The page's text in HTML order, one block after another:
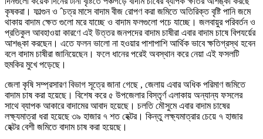
কৃষকরা। ফাল্গুন ও ˆচত্র মাসে বাদাম বীজ রোপণ করা জমিতে অতিরিক্ত বৃষ্টি পানি জমে
থাকায় বাদাম ক্ষেত গুলো মরে যাচ্ছে ও বাদাম ফলগুলো পচে যাচ্ছে। জলবায়ুর পরিবর্তন ও
প্রতিকুল আবহাওয়া কারণে এই উত্তর জনপদের বাদাম চাষীরা এবার বাদাম চাষে বিপযর্য়ের
আশঙ্কা করছেন। এতে ফলন ভালো না হওয়ার পাশাপাশি আর্থিক ভাবে ক্ষতিগ্রস্থ হবেন
বলে বাদাম চাষীরা জানিয়েছেন। ফলে ধানের পরেই অবস্থান করে নেয়া এই ফসলটি
হুমকির মুখে পড়েছে।
জেলা কৃষি সম্প্রসারণ বিভাগ সূত্রে জানা গেছে , জেলায় এবার অধিক পরিমাণ জমিতে
বাদাম চাষ করা হয়েছে। বিশেষ করে ৫ উপজেলার বিস্তৃর্ণ এলাকায় অন্যান্য ফসলের
সাথে ব্যাপক আকারে বাদামের আবাদ হয়েছে। চলতি মৌসুমে এবার বাদাম চাষের
লক্ষ্যমাত্রা ধরা হয়েছে ৩৯ হাজার ৭ শত হেক্টর। কিন্তু লক্ষ্যমাত্রার চেয়ে ৭ হাজার
হেক্টর বেশী জমিতে বাদাম চাষ করা হয়েছে।